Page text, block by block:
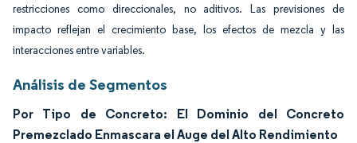
restricciones como direccionales, no aditivos. Las previsiones de
impacto reflejan el crecimiento base, los efectos de mezcla y las
interacciones entre variables.
Análisis de Segmentos
Por Tipo de Concreto: El Dominio del Concreto
Premezclado Enmascara el Auge del Alto Rendimiento